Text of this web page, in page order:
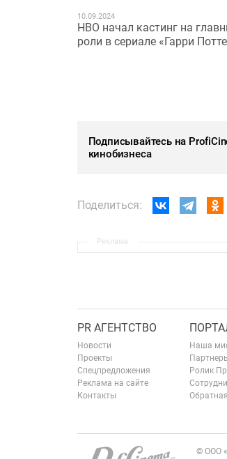
10.09.2024
HBO начал кастинг на
роли в сериале «Гарри
Подписывайтесь на
кинобизнеса
Поделиться:
Реклама
PR АГЕНТСТВО
Новости
Проекты
Спецпредложения
Реклама на сайте
Контакты
Наша
Ролик
© ООО